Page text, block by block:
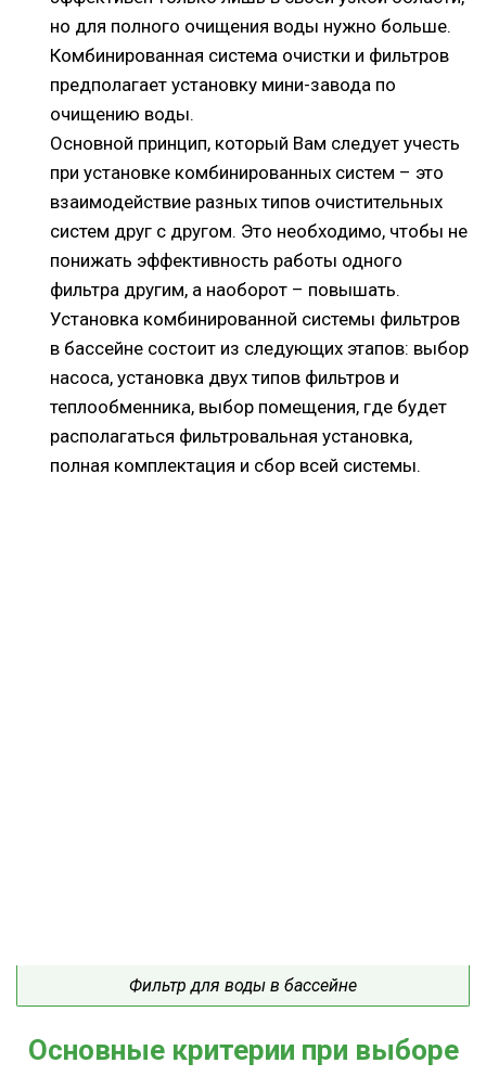
но для полного очищения воды нужно больше.
Комбинированная система очистки и фильтров
предполагает установку мини-завода по
очищению воды.
Основной принцип, который Вам следует учесть
при установке комбинированных систем – это
взаимодействие разных типов очистительных
систем друг с другом. Это необходимо, чтобы не
понижать эффективность работы одного
фильтра другим, а наоборот – повышать.
Установка комбинированной системы фильтров
в бассейне состоит из следующих этапов: выбор
насоса, установка двух типов фильтров и
теплообменника, выбор помещения, где будет
располагаться фильтровальная установка,
полная комплектация и сбор всей системы.
Фильтр для воды в бассейне
Основные критерии при выборе